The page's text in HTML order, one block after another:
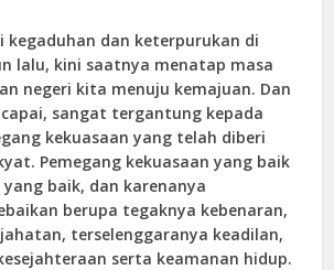
kegaduhan dan keterpurukan di
lalu, kini saatnya menatap masa
negeri kita menuju kemajuan. Dan
sangat tergantung kepada
kekuasaan yang telah diberi
Pemegang kekuasaan yang baik
baik, dan karenanya
berupa tegaknya kebenaran,
terselenggaranya keadilan,
serta keamanan hidup.